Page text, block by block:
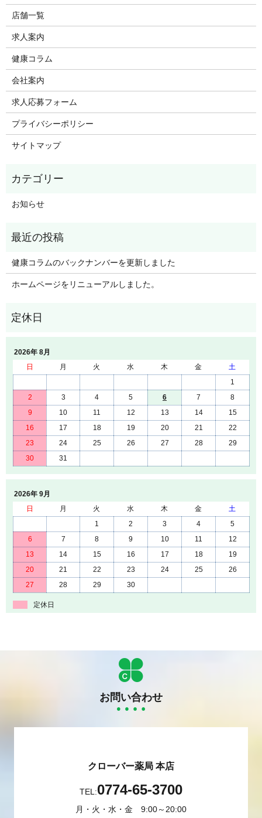
店舗一覧
求人案内
健康コラム
会社案内
求人応募フォーム
プライバシーポリシー
サイトマップ
お知らせ
健康コラムのバックナンバーを更新しました
ホームページをリニューアルしました。
2026年 8月
日
月 火 水 木 金
土
1
2
3 4 5 6 7
8
9
10 11 12 13 14
15
16
17 18 19 20 21
22
23
24 25 26 27 28
29
30
31
2026年 9月
日
月 火 水 木 金
土
1
2 3 4
5
6
7 8 9 10 11
12
13
14 15 16 17 18
19
20
21 22 23 24 25
26
27
28 29 30
定休日
お問い合わせ
クローバー薬局 本店
TEL:0774-65-3700
月・火・水・金 9:00～20:00